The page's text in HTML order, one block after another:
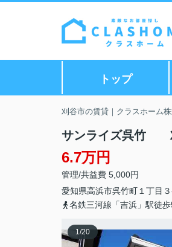
トップ
刈谷市の賃貸｜クラスホーム
サンライズ呉竹
6.7万円
管理/共益費 5,000円
愛知県高浜市呉竹町 １丁目
名鉄三河線「吉浜」駅徒
1/20